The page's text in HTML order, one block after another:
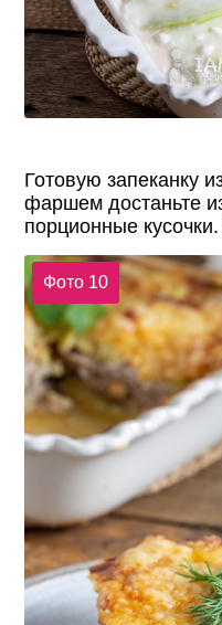
Готовую запеканку
фаршем достаньте
порционные
Фото 10